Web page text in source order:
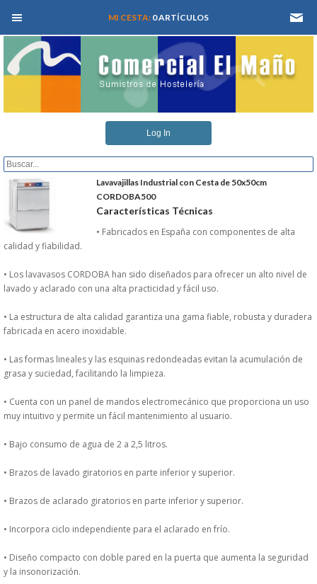
MEN� PRINCIPAL
QUIENES SOMOS
CATALOGOS
REFORMAS Y PROYECTOS
REGISTRARSE
SERVICIO TECNICO
DONDE ESTAMOS
PRODUCTOS EN OFERTAS
ALMACEN Y TRANSPORTE
COMPLEMENTOS DE MESA
CRISTALERIA
ELECTRODOM�STICOS
MI CESTA: 0 ARTÍCULOS
Log In
Lavavajillas Industrial con Cesta de 50x50cm
CORDOBA500
Características Técnicas
• Fabricados en España con componentes de alta
calidad y fiabilidad.
• Los lavavasos CORDOBA han sido diseñados para ofrecer un alto nivel de
lavado y aclarado con una alta practicidad y fácil uso.
• La estructura de alta calidad garantiza una gama fiable, robusta y duradera
fabricada en acero inoxidable.
• Las formas lineales y las esquinas redondeadas evitan la acumulación de
grasa y suciedad, facilitando la limpieza.
• Cuenta con un panel de mandos electromecánico que proporciona un uso
muy intuitivo y permite un fácil mantenimiento al usuario.
• Bajo consumo de agua de 2 a 2,5 litros.
• Brazos de lavado giratorios en parte inferior y superior.
• Brazos de aclarado giratorios en parte inferior y superior.
• Incorpora ciclo independiente para el aclarado en frío.
• Diseño compacto con doble pared en la puerta que aumenta la seguridad
y la insonorización.